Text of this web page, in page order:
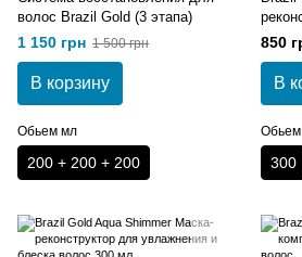
волос Brazil Gold (3 этапа)
1 150 грн 1 500 грн
В корзину
Обьем мл
200 + 200 + 200
300 мл
850
В
300